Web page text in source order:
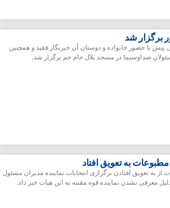
برگزار شد
پیش با حضور خانواده و دوستان آن خبرنگار فقید و همچنین
صداوسیما در مسجد بلال جام جم برگزار شد.
به تعویق افتاد
به تعویق افتادن برگزاری انتخابات نماینده مدیران مسئول
معرفی نشدن نماینده قوه مقننه به این هیات خبر داد.